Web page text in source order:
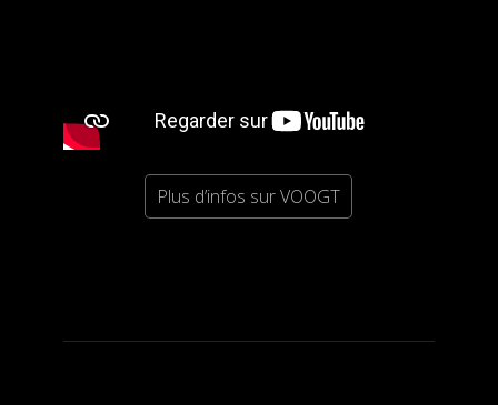
Plus d’infos sur VOOGT